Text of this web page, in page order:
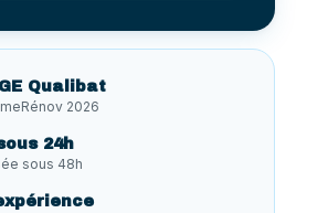
Qualibat
2026
24h
sous 48h